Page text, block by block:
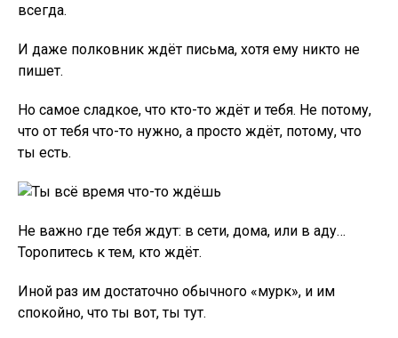
всегда.
И даже полковник ждёт письма, хотя ему никто не
пишет.
Но самое сладкое, что кто-то ждёт и тебя. Не потому,
что от тебя что-то нужно, а просто ждёт, потому, что
ты есть.
Не важно где тебя ждут: в сети, дома, или в аду…
Торопитесь к тем, кто ждёт.
Иной раз им достаточно обычного «мурк», и им
спокойно, что ты вот, ты тут.